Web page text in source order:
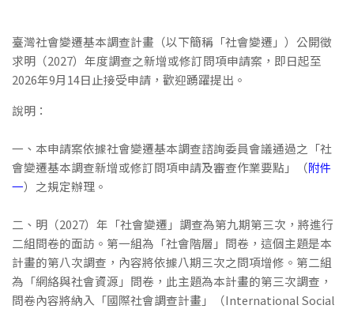
臺灣社會變遷基本調查計畫（以下簡稱「社會變遷」）公開徵
求明（2027）年度調查之新增或修訂問項申請案，即日起至
2026年9月14日止接受申請，歡迎踴躍提出。
說明：
一、本申請案依據社會變遷基本調查諮詢委員會議通過之「社
會變遷基本調查新增或修訂問項申請及審查作業要點」（附件
一）之規定辦理。
二、明（2027）年「社會變遷」調查為第九期第三次，將進行
二組問卷的面訪。第一組為「社會階層」問卷，這個主題是本
計畫的第八次調查，內容將依據八期三次之問項增修。第二組
為「網絡與社會資源」問卷，此主題為本計畫的第三次調查，
問卷內容將納入「國際社會調查計畫」（International Social